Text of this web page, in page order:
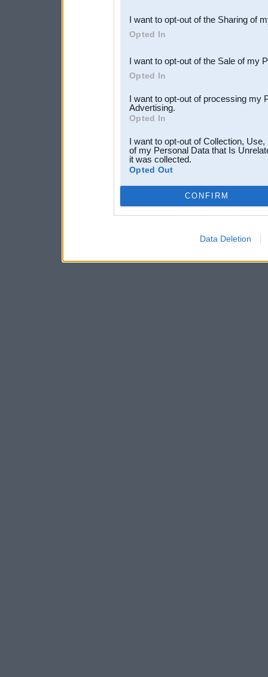
Downstream Participants
third parties.
I want to opt-out of the Sharing of
Opted In
I want to opt-out of the Sale of my
Opted In
I want to opt-out of processing my
Advertising.
Opted In
I want to opt-out of Collection,
of my Personal Data that Is
it was collected.
Opted Out
CONFIRM
Data Deletion